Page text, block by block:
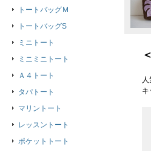
トートバッグＭ
トートバッグS
ミニトート
ミニミニトート
Ａ４トート
タパトート
マリントート
レッスントート
ポケットトート